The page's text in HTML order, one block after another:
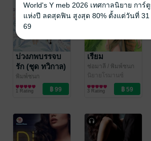
บ่วงภพบรรจบ
รัก (ชุด ทวิกาล)
พิมพ์ชนก
นิยายโรมานซ์
1 Rating
เรียม
ช่อมาลี / พิมพ์ชนก
นิยายโรมานซ์
3 Rating
World's Y meb 2026 เทศกาลนิยาย การ์
แห่งปี ลดสุดฟิน สูงสุด 80% ตั้งแต่วันที่ 31
69